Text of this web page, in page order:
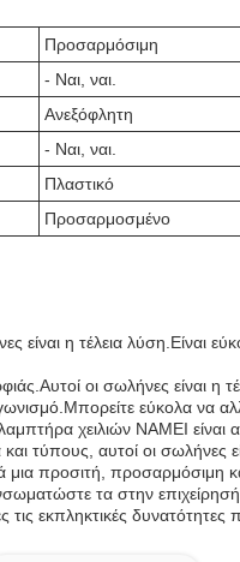
Προσαρμόσιμη
- Ναι, ναι.
Ανεξόφλητη
- Ναι, ναι.
Πλαστικό
Προσαρμοσμένο
η τέλεια λύση.Είναι
οι σωλήνες είναι
εύκολα να
χειλιών NAMEI είναι
τύπους, αυτοί οι σωλήνες
μια προσιτή,
τα στην επιχείρησή
εκπληκτικές